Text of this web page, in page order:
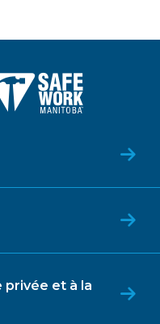
privée et à la